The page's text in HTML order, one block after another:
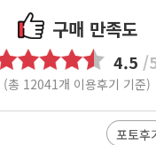
구매 만족도
4.5 /
(총 12041개 이용후기 기준)
포토후